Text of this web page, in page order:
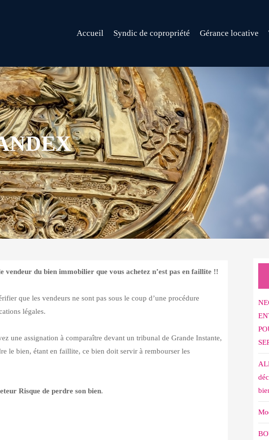
Accueil Syndic de copropriété Gérance locative
du bien immobilier que vous achetez n’est pas en faillite !!
que les vendeurs ne sont pas sous le coup d’une procédure
légales.
une assignation à comparaître devant un tribunal de Grande Instante,
le bien, étant en faillite, ce bien doit servir à rembourser les
Risque de perdre son bien.